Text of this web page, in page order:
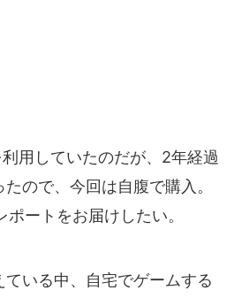
用していたのだが、2年経過
ので、今回は自腹で購入。
ートをお届けしたい。
いる中、自宅でゲームする